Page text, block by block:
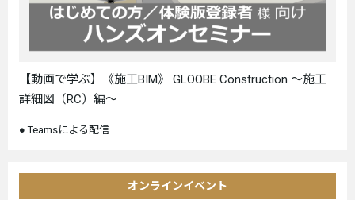
【動画で学ぶ】《施工BIM》 GLOOBE Construction ～施工
詳細図（RC）編～
Teamsによる配信
オンラインイベント